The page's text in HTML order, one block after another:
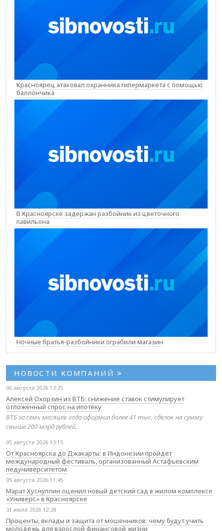
Красноярец атаковал охранника гипермаркета с помощью
баллончика
В Красноярске задержан разбойник из цветочного
павильона
Ночные братья-разбойники ограбили магазин
НОВОСТИ КОМПАНИЙ >
06 августа 2026 13:25
Алексей Охорзин из ВТБ: снижение ставок стимулирует
отложенный спрос на ипотеку
ВТБ за семь месяцев года оформил более 41 тыс. сделок на сумму
свыше 200 млрд рублей.
05 августа 2026 13:15
От Красноярска до Джакарты: в Индонезии пройдёт
международный фестиваль, организованный Астафьевским
педуниверситетом
05 августа 2026 11:45
Марат Хуснуллин оценил новый детский сад в жилом комплексе
«Универс» в Красноярске
31 июля 2026 12:28
Проценты, вклады и защита от мошенников: чему будут учить
молодёжь для взрослой финансовой жизни